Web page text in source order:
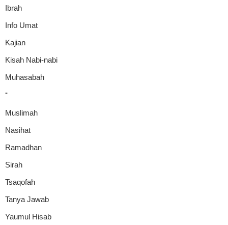
Ibrah
Info Umat
Kajian
Kisah Nabi-nabi
Muhasabah
-
Muslimah
Nasihat
Ramadhan
Sirah
Tsaqofah
Tanya Jawab
Yaumul Hisab